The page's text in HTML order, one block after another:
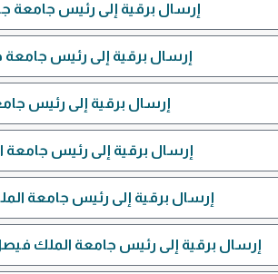
إرسال برقية إلى رئيس جامعة
إرسال برقية إلى رئيس جامعة
إرسال برقية إلى رئيس
إرسال برقية إلى رئيس جامعة
إرسال برقية إلى رئيس جامعة
إرسال برقية إلى رئيس جامعة الملك